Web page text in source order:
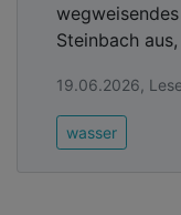
Steinbach
19.06.2026,
wasser